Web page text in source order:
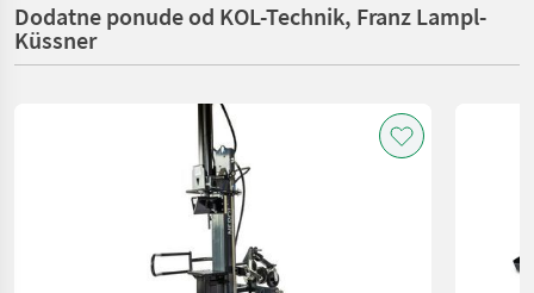
Dodatne ponude od KOL-Technik, Franz Lampl-
Küssner